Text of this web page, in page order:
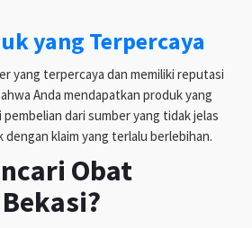
yang Terpercaya
yang terpercaya dan memiliki reputasi
Anda mendapatkan produk yang
dari sumber yang tidak jelas
klaim yang terlalu berlebihan.
Obat